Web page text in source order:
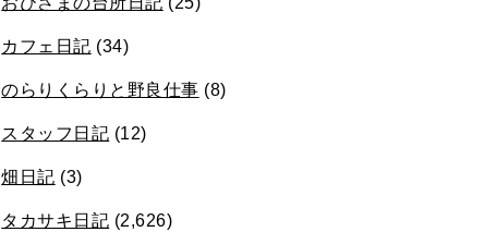
カフェ日記 (34)
のらりくらりと野良仕事 (8)
スタッフ日記 (12)
畑日記 (3)
タカサキ日記 (2,626)